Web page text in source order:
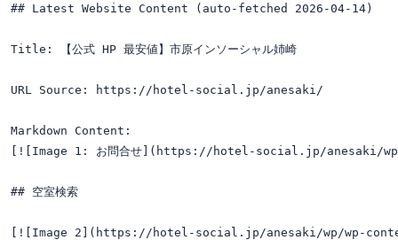
## Latest Website Content (auto-fetched 2026-04-14)
Title: 【公式 HP 最安値】市原インソーシャル姉崎
URL Source: https://hotel-social.jp/anesaki/
Markdown Content:
[![Image 1: お問合せ](https://hotel-social.jp/anesaki/
## 空室検索
[![Image 2](https://hotel-social.jp/anesaki/wp/wp-